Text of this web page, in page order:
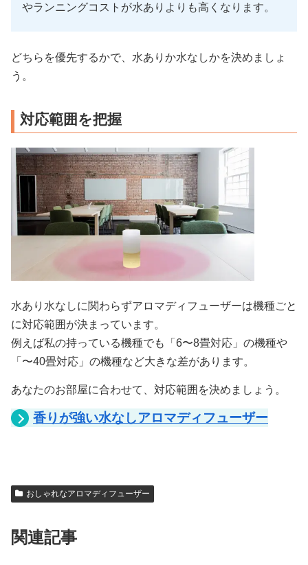
やランニングコストが水ありよりも高くなります。
どちらを優先するかで、水ありか水なしかを決めましょ
う。
対応範囲を把握
水あり水なしに関わらずアロマディフューザーは機種ごと
に対応範囲が決まっています。
例えば私の持っている機種でも「6〜8畳対応」の機種や
「〜40畳対応」の機種など大きな差があります。
あなたのお部屋に合わせて、対応範囲を決めましょう。
香りが強い水なしアロマディフューザー
おしゃれなアロマディフューザー
関連記事